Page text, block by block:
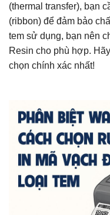
(thermal transfer), bạn
(ribbon) để đảm bảo
tem sử dụng, bạn nên
Resin cho phù hợp.
chọn chính xác nhất!